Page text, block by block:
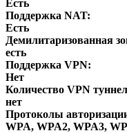
Есть
Поддержка NAT:
Есть
Демилитаризованная
есть
Поддержка VPN:
Нет
Количество VPN
нет
Протоколы
WPA, WPA2, WPA3,